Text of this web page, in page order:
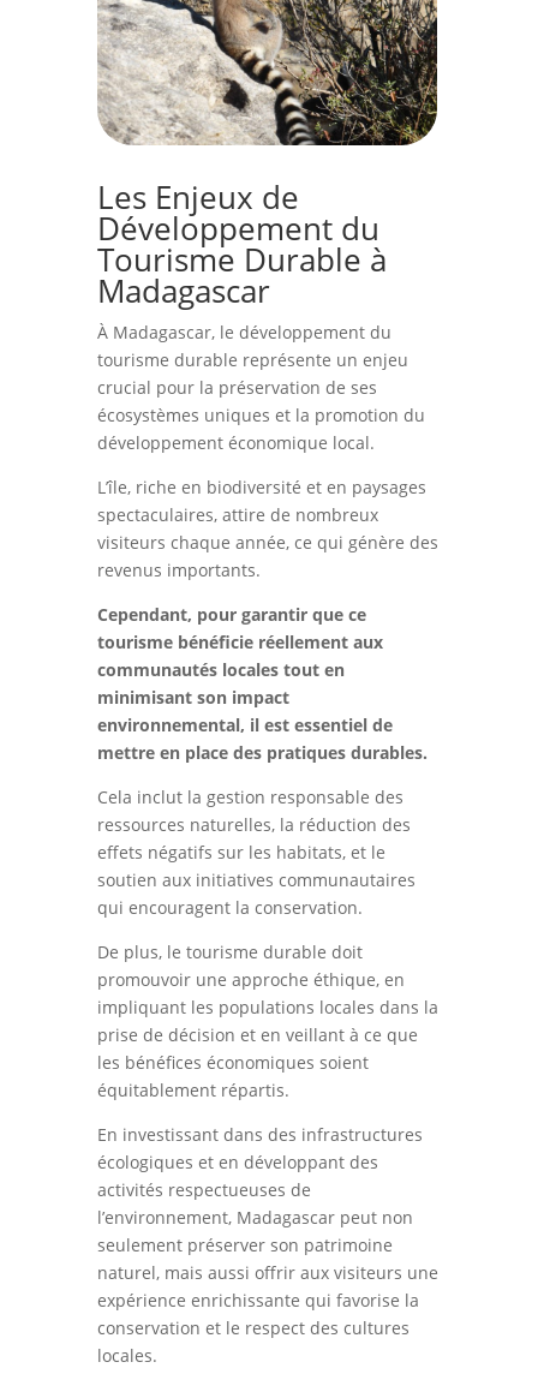
Les Enjeux de
Développement du
Tourisme Durable à
Madagascar
À Madagascar, le développement du
tourisme durable représente un enjeu
crucial pour la préservation de ses
écosystèmes uniques et la promotion du
développement économique local.
L’île, riche en biodiversité et en paysages
spectaculaires, attire de nombreux
visiteurs chaque année, ce qui génère des
revenus importants.
Cependant, pour garantir que ce
tourisme bénéficie réellement aux
communautés locales tout en
minimisant son impact
environnemental, il est essentiel de
mettre en place des pratiques durables.
Cela inclut la gestion responsable des
ressources naturelles, la réduction des
effets négatifs sur les habitats, et le
soutien aux initiatives communautaires
qui encouragent la conservation.
De plus, le tourisme durable doit
promouvoir une approche éthique, en
impliquant les populations locales dans la
prise de décision et en veillant à ce que
les bénéfices économiques soient
équitablement répartis.
En investissant dans des infrastructures
écologiques et en développant des
activités respectueuses de
l’environnement, Madagascar peut non
seulement préserver son patrimoine
naturel, mais aussi offrir aux visiteurs une
expérience enrichissante qui favorise la
conservation et le respect des cultures
locales.